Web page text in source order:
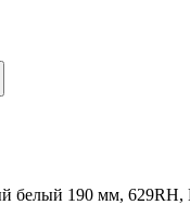
белый 190 мм, 629RH,